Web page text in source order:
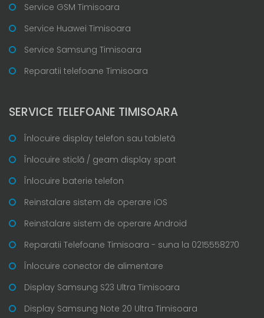
Service GSM Timisoara
Service Huawei Timisoara
Service Samsung Timisoara
Reparatii telefoane Timisoara
SERVICE TELEFOANE TIMISOARA
Înlocuire display telefon sau tabletă
Înlocuire sticlă / geam display spart
Înlocuire baterie telefon
Reinstalare sistem de operare iOS
Reinstalare sistem de operare Android
Reparatii Telefoane Timisoara - suna la 0215558270
Înlocuire conector de alimentare
Display Samsung S23 Ultra Timisoara
Display Samsung Note 20 Ultra Timisoara